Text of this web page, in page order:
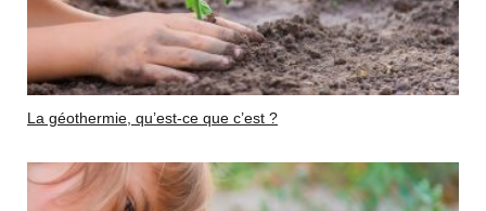
La géothermie, qu’est-ce que c’est ?